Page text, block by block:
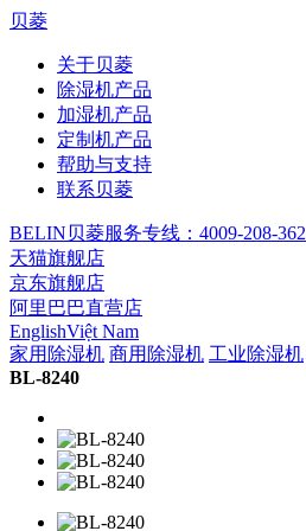
贝菱
关于贝菱
除湿机产品
加湿机产品
定制机产品
帮助与支持
联系贝菱
BELIN贝菱服务专线：4009-208-362
天猫旗舰店
京东旗舰店
阿里巴巴直营店
EnglishViệt Nam
家用除湿机 商用除湿机 工业除湿机
BL-8240